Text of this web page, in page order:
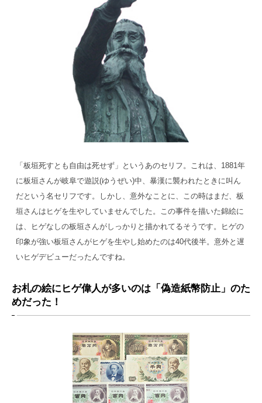
「板垣死すとも自由は死せず」というあのセリフ。これは、1881年
に板垣さんが岐阜で遊説(ゆうぜい)中、暴漢に襲われたときに叫ん
だという名セリフです。しかし、意外なことに、この時はまだ、板
垣さんはヒゲを生やしていませんでした。この事件を描いた錦絵に
は、ヒゲなしの板垣さんがしっかりと描かれてるそうです。ヒゲの
印象が強い板垣さんがヒゲを生やし始めたのは40代後半。意外と遅
いヒゲデビューだったんですね。
お札の絵にヒゲ偉人が多いのは「偽造紙幣防止」のた
めだった！